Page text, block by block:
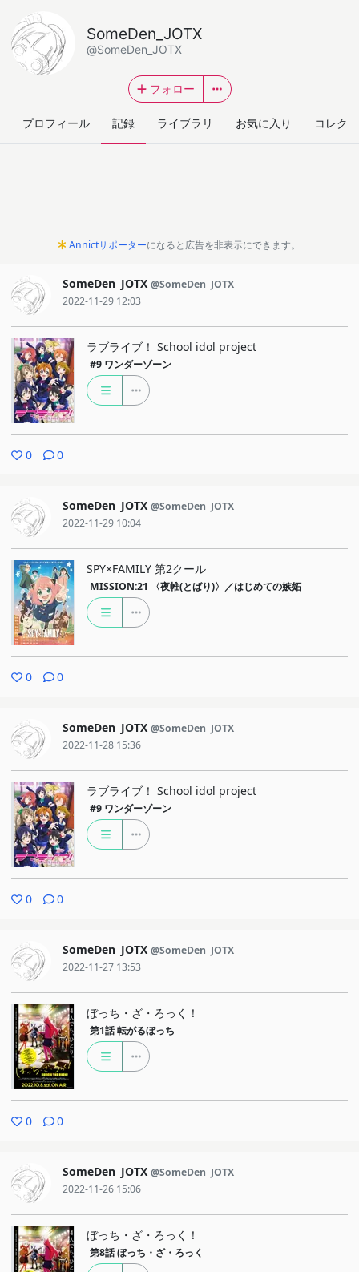
SomeDen_JOTX
@SomeDen_JOTX
フォロー
プロフィール 記録 ライブラリ お気に入り コレク
Annictサポーターになると広告を非表示にできます。
SomeDen_JOTX @SomeDen_JOTX
2022-11-29 12:03
ラブライブ！ School idol project
#9 ワンダーゾーン
0 0
SomeDen_JOTX @SomeDen_JOTX
2022-11-29 10:04
SPY×FAMILY 第2クール
MISSION:21 〈夜帷(とばり)〉／はじめての嫉妬
0 0
SomeDen_JOTX @SomeDen_JOTX
2022-11-28 15:36
ラブライブ！ School idol project
#9 ワンダーゾーン
0 0
SomeDen_JOTX @SomeDen_JOTX
2022-11-27 13:53
ぼっち・ざ・ろっく！
第1話 転がるぼっち
0 0
SomeDen_JOTX @SomeDen_JOTX
2022-11-26 15:06
ぼっち・ざ・ろっく！
第8話 ぼっち・ざ・ろっく